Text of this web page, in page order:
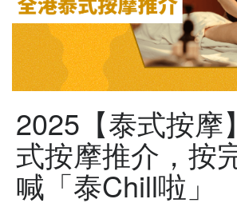
2025【泰式按摩
式按摩推介，按
喊「泰Chill啦」